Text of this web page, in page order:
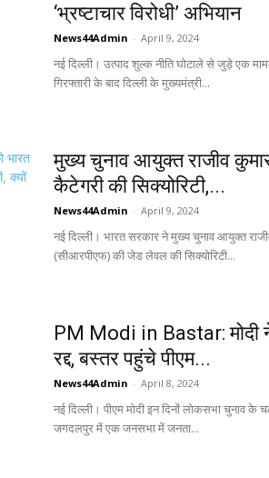
‘भ्रष्टाचार विरोधी’ अभियान
News44Admin - April 9, 2024
नई दिल्ली। उत्पाद शुल्क नीति घोटाले से जुड़े एक
गिरफ्तारी के बाद दिल्ली के मुख्यमंत्री...
मुख्‍य चुनाव आयुक्‍त राजीव
कैटेगरी की सिक्योरिटी,...
News44Admin - April 9, 2024
नई दिल्ली। भारत सरकार ने मुख्य चुनाव आयुक्त
(सीआरपीएफ) की जेड लेवल की सिक्योरिटी...
PM Modi in Bastar: मोदी
रद्द, बस्तर पहुंचे पीएम...
News44Admin - April 8, 2024
नई दिल्ली। पीएम मोदी इन दिनों लोकसभा चुनाव
जगदलपुर में एक जनसभा में जनता...